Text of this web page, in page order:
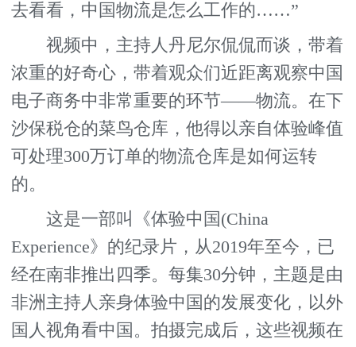
去看看，中国物流是怎么工作的……”
视频中，主持人丹尼尔侃侃而谈，带着
浓重的好奇心，带着观众们近距离观察中国
电子商务中非常重要的环节——物流。在下
沙保税仓的菜鸟仓库，他得以亲自体验峰值
可处理300万订单的物流仓库是如何运转
的。
这是一部叫《体验中国(China
Experience》的纪录片，从2019年至今，已
经在南非推出四季。每集30分钟，主题是由
非洲主持人亲身体验中国的发展变化，以外
国人视角看中国。拍摄完成后，这些视频在